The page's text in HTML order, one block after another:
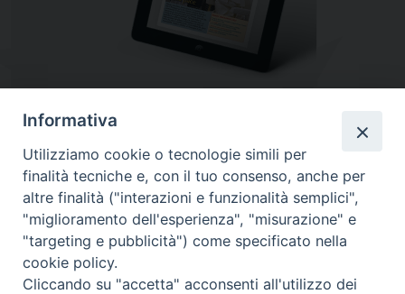
Informativa
Utilizziamo cookie o tecnologie simili per
finalità tecniche e, con il tuo consenso, anche per
altre finalità ("interazioni e funzionalità semplici",
"miglioramento dell'esperienza", "misurazione" e
"targeting e pubblicità") come specificato nella
cookie policy.
Cliccando su "accetta" acconsenti all'utilizzo dei